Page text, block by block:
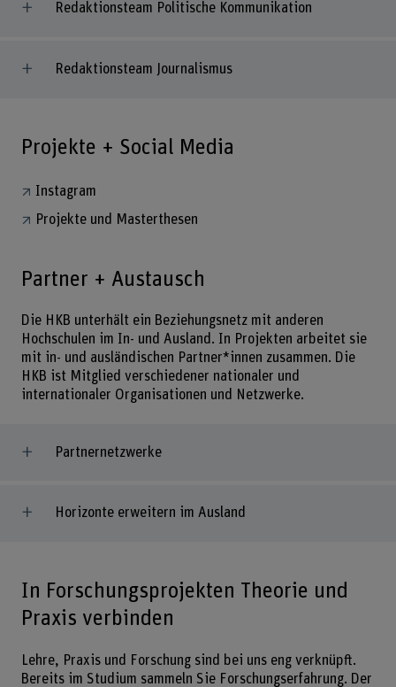
Redaktionsteam Politische Kommunikation
Redaktionsteam Journalismus
Projekte + Social Media
Instagram
Projekte und Masterthesen
Partner + Austausch
Die HKB unterhält ein Beziehungsnetz mit anderen
Hochschulen im In- und Ausland. In Projekten arbeitet sie
mit in- und ausländischen Partner*innen zusammen. Die
HKB ist Mitglied verschiedener nationaler und
internationaler Organisationen und Netzwerke.
Partnernetzwerke
Horizonte erweitern im Ausland
In Forschungsprojekten Theorie und
Praxis verbinden
Lehre, Praxis und Forschung sind bei uns eng verknüpft.
Bereits im Studium sammeln Sie Forschungserfahrung. Der